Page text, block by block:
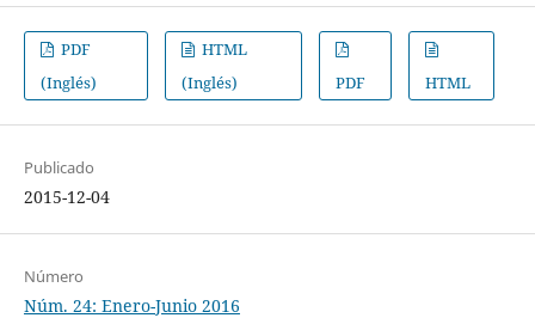
PDF
(Inglés)
HTML
(Inglés)
PDF HTML
Publicado
2015-12-04
Número
Núm. 24: Enero-Junio 2016